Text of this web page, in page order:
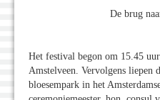
De brug
Het festival begon om 15.45
Amstelveen. Vervolgens liepen
bloesempark in het